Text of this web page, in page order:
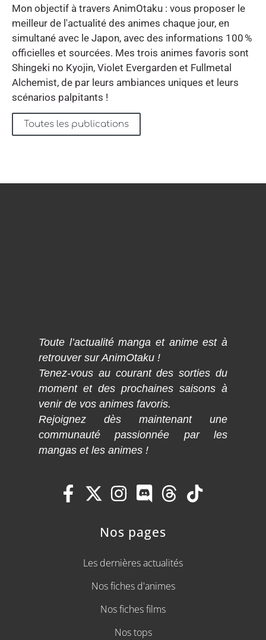
Mon objectif à travers AnimOtaku : vous proposer le
meilleur de l'actualité des animes chaque jour, en
simultané avec le Japon, avec des informations 100 %
officielles et sourcées. Mes trois animes favoris sont
Shingeki no Kyojin, Violet Evergarden et Fullmetal
Alchemist, de par leurs ambiances uniques et leurs
scénarios palpitants !
Toutes les publications
Toute l’actualité manga et anime est à
retrouver sur AnimOtaku !
Tenez-vous au courant des sorties du
moment et des prochaines saisons à
venir de vos animes favoris.
Rejoignez dès maintenant une
communauté passionnée par les
mangas et les animes !
Nos pages
Les dernières actualités
Nos fiches d'animes
Nos fiches films
Nos tops